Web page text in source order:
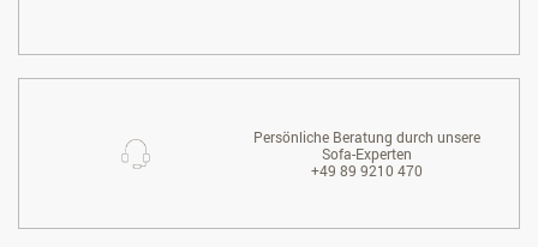
Persönliche Beratung durch unsere
Sofa-Experten
+49 89 9210 470